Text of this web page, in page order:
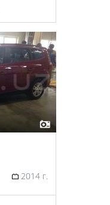
2014 г.